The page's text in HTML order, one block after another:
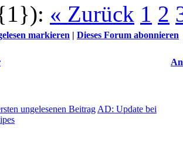
« Zurück 1 2
markieren | Dieses Forum abonnieren
AD: Update bei